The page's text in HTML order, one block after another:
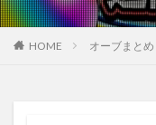
HOME オーブまとめ